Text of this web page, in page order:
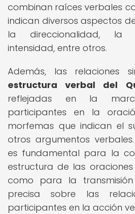
combinan raíces verbales
indican diversos aspectos
la direccionalidad, la
intensidad, entre otros.
Además, las relaciones
estructura verbal del
reflejadas en la
participantes en la
morfemas que indican el
otros argumentos
es fundamental para la
estructura de las
como para la
precisa sobre las
participantes en la acción